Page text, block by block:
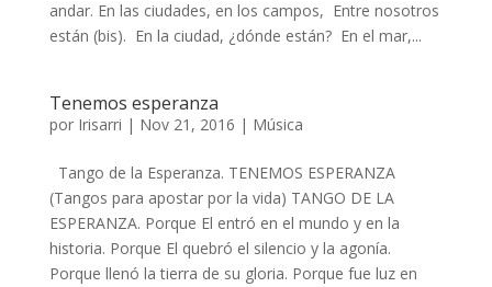
andar. En las ciudades, en los campos, Entre nosotros
están (bis). En la ciudad, ¿dónde están? En el mar,...
Tenemos esperanza
por Irisarri | Nov 21, 2016 | Música
Tango de la Esperanza. TENEMOS ESPERANZA
(Tangos para apostar por la vida) TANGO DE LA
ESPERANZA. Porque El entró en el mundo y en la
historia. Porque El quebró el silencio y la agonía.
Porque llenó la tierra de su gloria. Porque fue luz en